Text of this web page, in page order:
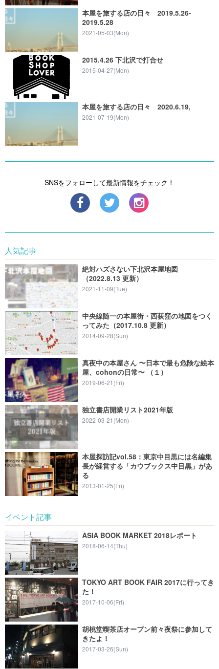
本屋を旅する店の日々 2019.5.26-
2019.5.28
2021-05-03(Mon)
2015.4.26 下北沢で打合せ
2015-04-27(Mon)
本屋を旅する店の日々 2020.6.19,
2021-07-19(Mon)
SNSをフォローして最新情報をチェック！
人気記事
絶対ハズさない下北沢本屋地図
（2022.8.13 更新）
2021-11-09(Tue)
中央線随一の本屋街・西荻窪の地図をつく
ってみた（2017.10.8 更新）
2014-09-28(Sun)
真夜中の本屋さん 〜日本で最も危険な絵本
屋、cohonの日常〜 （１）
2019-06-21(Fri)
独立書店開業リスト2021年版
2022-03-21(Mon)
本屋探訪記vol.58：東京中目黒には名編集
長が経営する「カウブックス中目黒」があ
る
2013-01-25(Fri)
イベント記事
ASIA BOOK MARKET 2018レポート
2018-06-14(Thu)
TOKYO ART BOOK FAIR 2017に行ってき
た！
2017-10-06(Fri)
胡桃堂喫茶店オープン前々夜祭に参加して
きたよ！
2017-03-26(Sun)